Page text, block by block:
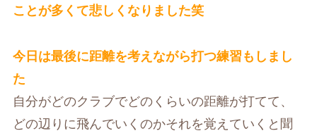
ことが多くて悲しくなりました笑
今日は最後に距離を考えながら打つ練習もしまし
た
自分がどのクラブでどのくらいの距離が打てて、
どの辺りに飛んでいくのかそれを覚えていくと聞